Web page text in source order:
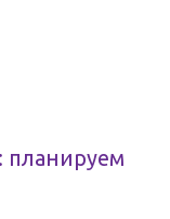
планируем